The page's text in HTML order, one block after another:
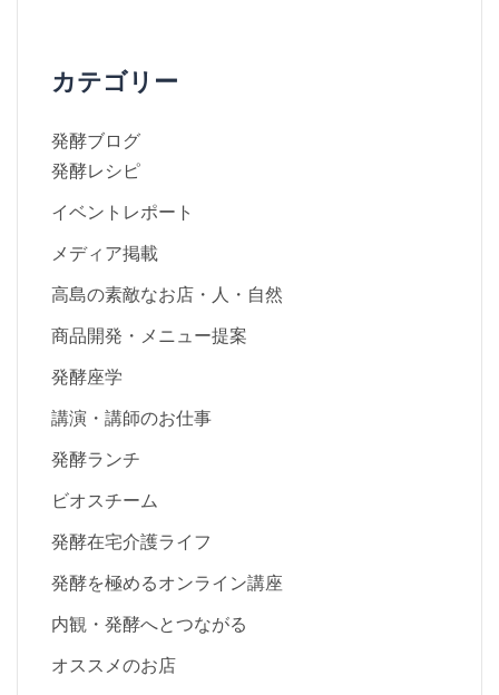
カテゴリー
発酵ブログ
発酵レシピ
イベントレポート
メディア掲載
高島の素敵なお店・人・自然
商品開発・メニュー提案
発酵座学
講演・講師のお仕事
発酵ランチ
ビオスチーム
発酵在宅介護ライフ
発酵を極めるオンライン講座
内観・発酵へとつながる
オススメのお店